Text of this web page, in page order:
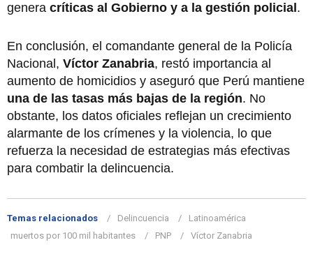
genera críticas al Gobierno y a la gestión policial .
En conclusión, el comandante general de la Policía
Nacional, Víctor Zanabria, restó importancia al
aumento de homicidios y aseguró que Perú mantiene
una de las tasas más bajas de la región. No
obstante, los datos oficiales reflejan un crecimiento
alarmante de los crímenes y la violencia, lo que
refuerza la necesidad de estrategias más efectivas
para combatir la delincuencia.
Temas relacionados Delincuencia
Latinoamérica
muertos por 100 mil habitantes
PNP Víctor Zanabria